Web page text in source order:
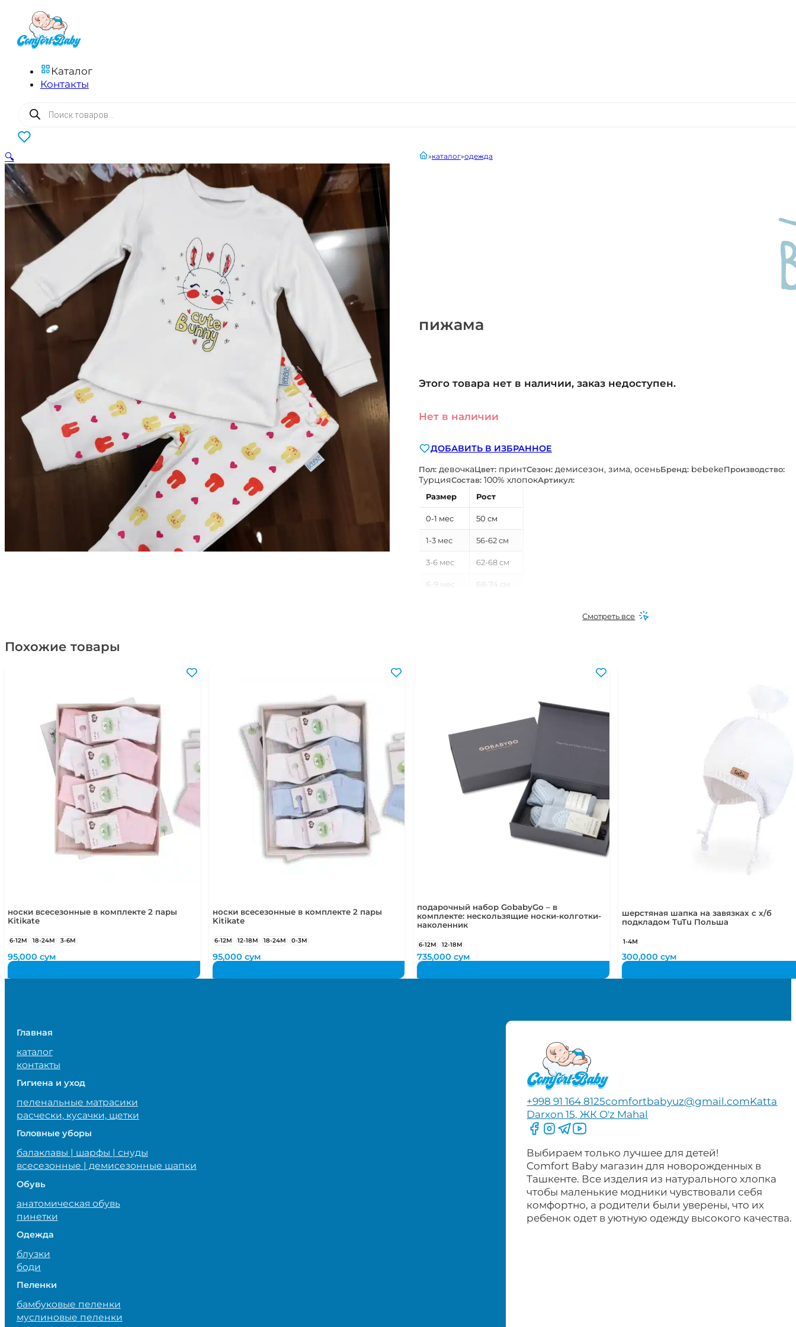
Каталог
Контакты
Поиск
товаров
0
пижама
главнаякаталог одежда
Этого товара нет в наличии, заказ недоступен.
Нет в наличии
ДОБАВИТЬ В ИЗБРАННОЕ
Пол: девочкаЦвет: принтСезон: демисезон, зима, осеньБренд: bebekeПроизводство:
ТурцияСостав: 100% хлопокАртикул:
Размер
Рост
0-1 мес 50 см
1-3 мес 56-62 см
3-6 мес 62-68 см
6-9 мес 68-74 см
5-6 лет
Смотреть все
🔍
Похожие товары
носки всесезонные в комплекте 2 пары
Kitikate
6-12М 18-24М 3-6М
95,000сум
носки всесезонные в комплекте 2 пары
Kitikate
6-12М 12-18М 18-24М 0-3М
95,000 сум
подарочный набор GobabyGo – в
комплекте: нескользящие носки-колготки-
наколенник
6-12М 12-18М
735,000сум
шерстяная шапка на завязках с х/б
подкладом TuTu Польша
1-4М
300,000 сум
Главная
каталог
контакты
Гигиена и уход
пеленальные матрасики
расчески, кусачки, щетки
Головные уборы
балаклавы | шарфы | снуды
всесезонные | демисезонные шапки
Обувь
анатомическая обувь
пинетки
Одежда
блузки
боди
Пеленки
бамбуковые пеленки
муслиновые пеленки
+998 91 164 8125comfortbabyuz@gmail.comKatta
Darxon 15, ЖК O'z Mahal
Следите за нами на Facebook
Следите за нами в Instagram
Следите за нами в Telegram
Следите за нами в YouTube
Выбираем только лучшее для детей!
Comfort Baby магазин для новорожденных в
Ташкенте. Все изделия из натурального хлопка
чтобы маленькие модники чувствовали себя
комфортно, а родители были уверены, что их
ребенок одет в уютную одежду высокого качества.